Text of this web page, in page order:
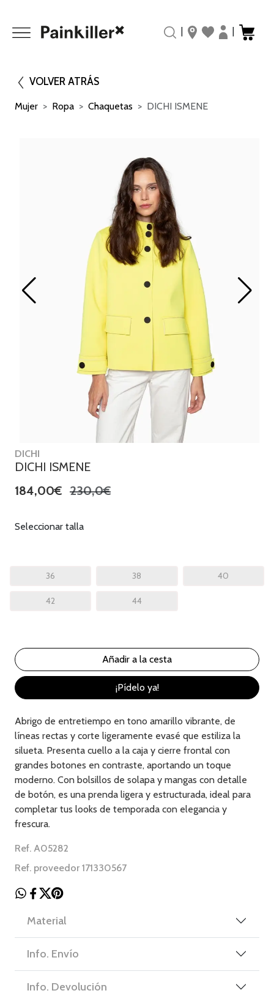
VOLVER ATRÁS
Mujer Ropa Chaquetas DICHI ISMENE
DICHI
DICHI ISMENE
184,00€ 230,0€
Seleccionar talla
36 38 40
42 44
¡Pídelo ya!
Abrigo de entretiempo en tono amarillo vibrante, de
líneas rectas y corte ligeramente evasé que estiliza la
silueta. Presenta cuello a la caja y cierre frontal con
grandes botones en contraste, aportando un toque
moderno. Con bolsillos de solapa y mangas con detalle
de botón, es una prenda ligera y estructurada, ideal para
completar tus looks de temporada con elegancia y
frescura.
Ref. A05282
Ref. proveedor 171330567
Material
Info. Envío
Info. Devolución